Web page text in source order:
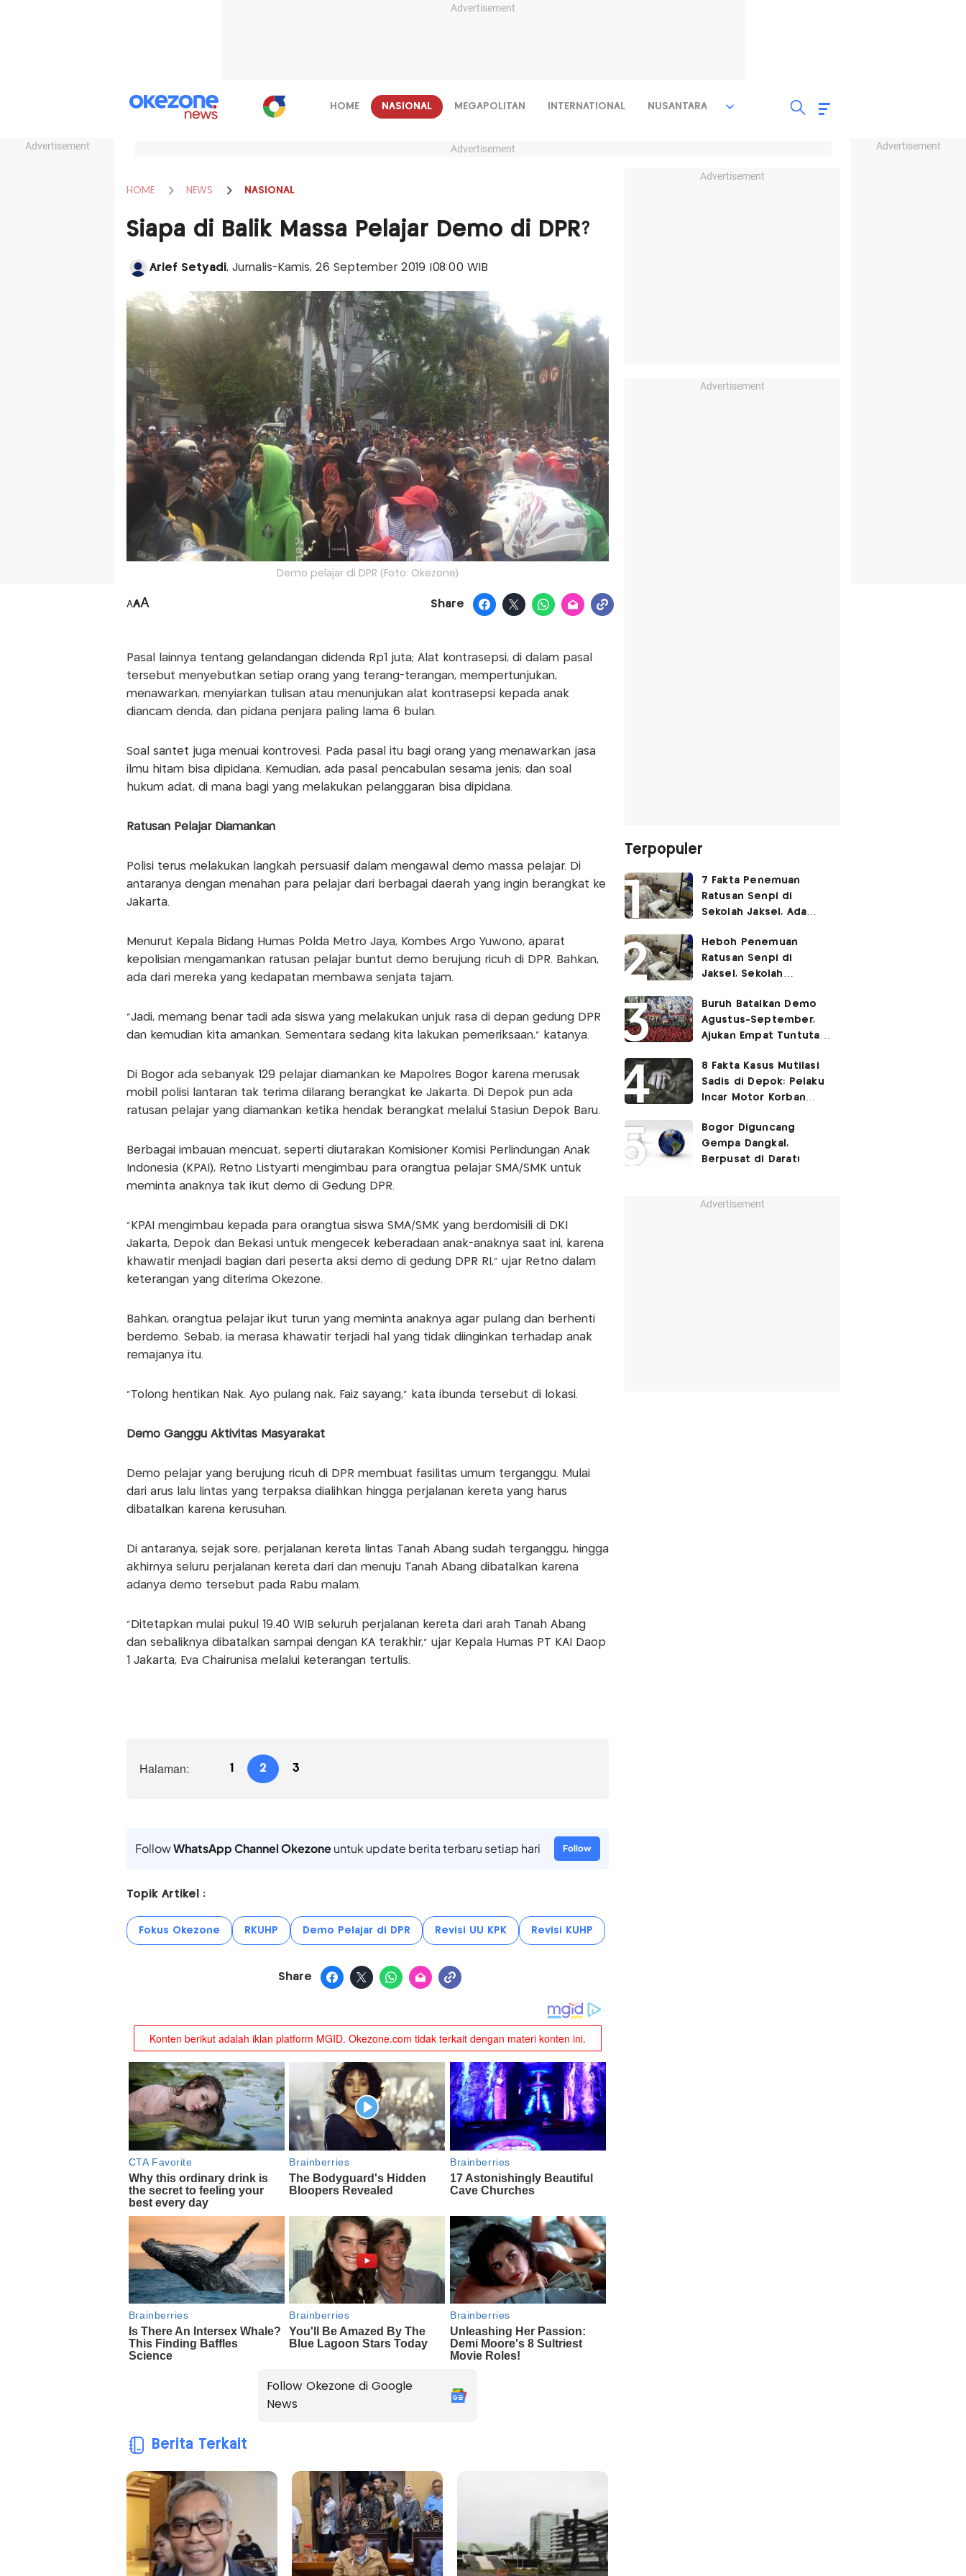
Advertisement
Advertisement Advertisement
HOME NASIONAL MEGAPOLITAN INTERNATIONAL NUSANTARA
Advertisement
HOME NEWS NASIONAL
Siapa di Balik Massa Pelajar Demo di DPR?
Arief Setyadi, Jurnalis-Kamis, 26 September 2019 |08:00 WIB
Demo pelajar di DPR (Foto: Okezone)
AAA Share
Pasal lainnya tentang gelandangan didenda Rp1 juta; Alat kontrasepsi, di dalam pasal
tersebut menyebutkan setiap orang yang terang-terangan, mempertunjukan,
menawarkan, menyiarkan tulisan atau menunjukan alat kontrasepsi kepada anak
diancam denda, dan pidana penjara paling lama 6 bulan.
Soal santet juga menuai kontrovesi. Pada pasal itu bagi orang yang menawarkan jasa
ilmu hitam bisa dipidana. Kemudian, ada pasal pencabulan sesama jenis; dan soal
hukum adat, di mana bagi yang melakukan pelanggaran bisa dipidana.
Ratusan Pelajar Diamankan
Polisi terus melakukan langkah persuasif dalam mengawal demo massa pelajar. Di
antaranya dengan menahan para pelajar dari berbagai daerah yang ingin berangkat ke
Jakarta.
Menurut Kepala Bidang Humas Polda Metro Jaya, Kombes Argo Yuwono, aparat
kepolisian mengamankan ratusan pelajar buntut demo berujung ricuh di DPR. Bahkan,
ada dari mereka yang kedapatan membawa senjata tajam.
"Jadi, memang benar tadi ada siswa yang melakukan unjuk rasa di depan gedung DPR
dan kemudian kita amankan. Sementara sedang kita lakukan pemeriksaan," katanya.
Di Bogor ada sebanyak 129 pelajar diamankan ke Mapolres Bogor karena merusak
mobil polisi lantaran tak terima dilarang berangkat ke Jakarta. Di Depok pun ada
ratusan pelajar yang diamankan ketika hendak berangkat melalui Stasiun Depok Baru.
Berbagai imbauan mencuat, seperti diutarakan Komisioner Komisi Perlindungan Anak
Indonesia (KPAI), Retno Listyarti mengimbau para orangtua pelajar SMA/SMK untuk
meminta anaknya tak ikut demo di Gedung DPR.
“KPAI mengimbau kepada para orangtua siswa SMA/SMK yang berdomisili di DKI
Jakarta, Depok dan Bekasi untuk mengecek keberadaan anak-anaknya saat ini, karena
khawatir menjadi bagian dari peserta aksi demo di gedung DPR RI,” ujar Retno dalam
keterangan yang diterima Okezone.
Bahkan, orangtua pelajar ikut turun yang meminta anaknya agar pulang dan berhenti
berdemo. Sebab, ia merasa khawatir terjadi hal yang tidak diinginkan terhadap anak
remajanya itu.
"Tolong hentikan Nak. Ayo pulang nak, Faiz sayang," kata ibunda tersebut di lokasi.
Demo Ganggu Aktivitas Masyarakat
Demo pelajar yang berujung ricuh di DPR membuat fasilitas umum terganggu. Mulai
dari arus lalu lintas yang terpaksa dialihkan hingga perjalanan kereta yang harus
dibatalkan karena kerusuhan.
Di antaranya, sejak sore, perjalanan kereta lintas Tanah Abang sudah terganggu, hingga
akhirnya seluru perjalanan kereta dari dan menuju Tanah Abang dibatalkan karena
adanya demo tersebut pada Rabu malam.
"Ditetapkan mulai pukul 19.40 WIB seluruh perjalanan kereta dari arah Tanah Abang
dan sebaliknya dibatalkan sampai dengan KA terakhir," ujar Kepala Humas PT KAI Daop
1 Jakarta, Eva Chairunisa melalui keterangan tertulis.
Halaman: 1 2 3
FollowWhatsApp Channel Okezoneuntuk update berita terbaru setiap hari Follow
Topik Artikel :
Fokus Okezone RKUHP Demo Pelajar di DPR Revisi UU KPK Revisi KUHP
Share
Follow Okezone di Google
News
Berita Terkait
Advertisement
Advertisement
Terpopuler
7 Fakta Penemuan
Ratusan Senpi di
Sekolah Jaksel, Ada
Ruang Bunker
Heboh Penemuan
Ratusan Senpi di
Jaksel, Sekolah
Kegiatan Eskul
Menembak
Buruh Batalkan Demo
Agustus-September,
Ajukan Empat Tuntutan
8 Fakta Kasus Mutilasi
Sadis di Depok: Pelaku
Incar Motor Korban
Bogor Diguncang
Gempa Dangkal,
Berpusat di Darat!
Advertisement